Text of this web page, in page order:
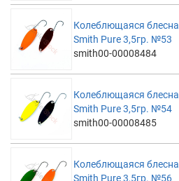
Колеблющаяся блесна
Smith Pure 3,5гр. №53
smith00-00008484
Колеблющаяся блесна
Smith Pure 3,5гр. №54
smith00-00008485
Колеблющаяся блесна
Smith Pure 3,5гр. №56